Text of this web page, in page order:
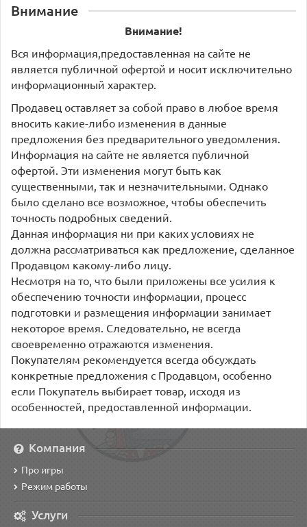
Внимание
Внимание!
Вся информация,предоставленная на сайте не
является публичной офертой и носит исключительно
информационный характер.
Продавец оставляет за собой право в любое время
вносить какие-либо изменения в данные
предложения без предварительного уведомления.
Информация на сайте не является публичной
офертой. Эти изменения могут быть как
существенными, так и незначительными. Однако
было сделано все возможное, чтобы обеспечить
точность подробных сведений.
Данная информация ни при каких условиях не
должна рассматриваться как предложение, сделанное
Продавцом какому-либо лицу.
Несмотря на то, что были приложены все усилия к
обеспечению точности информации, процесс
подготовки и размещения информации занимает
некоторое время. Следовательно, не всегда
своевременно отражаются изменения.
Покупателям рекомендуется всегда обсуждать
конкретные предложения с Продавцом, особенно
если Покупатель выбирает товар, исходя из
особенностей, предоставленной информации.
Компания
Про игры
Режим работы
Услуги